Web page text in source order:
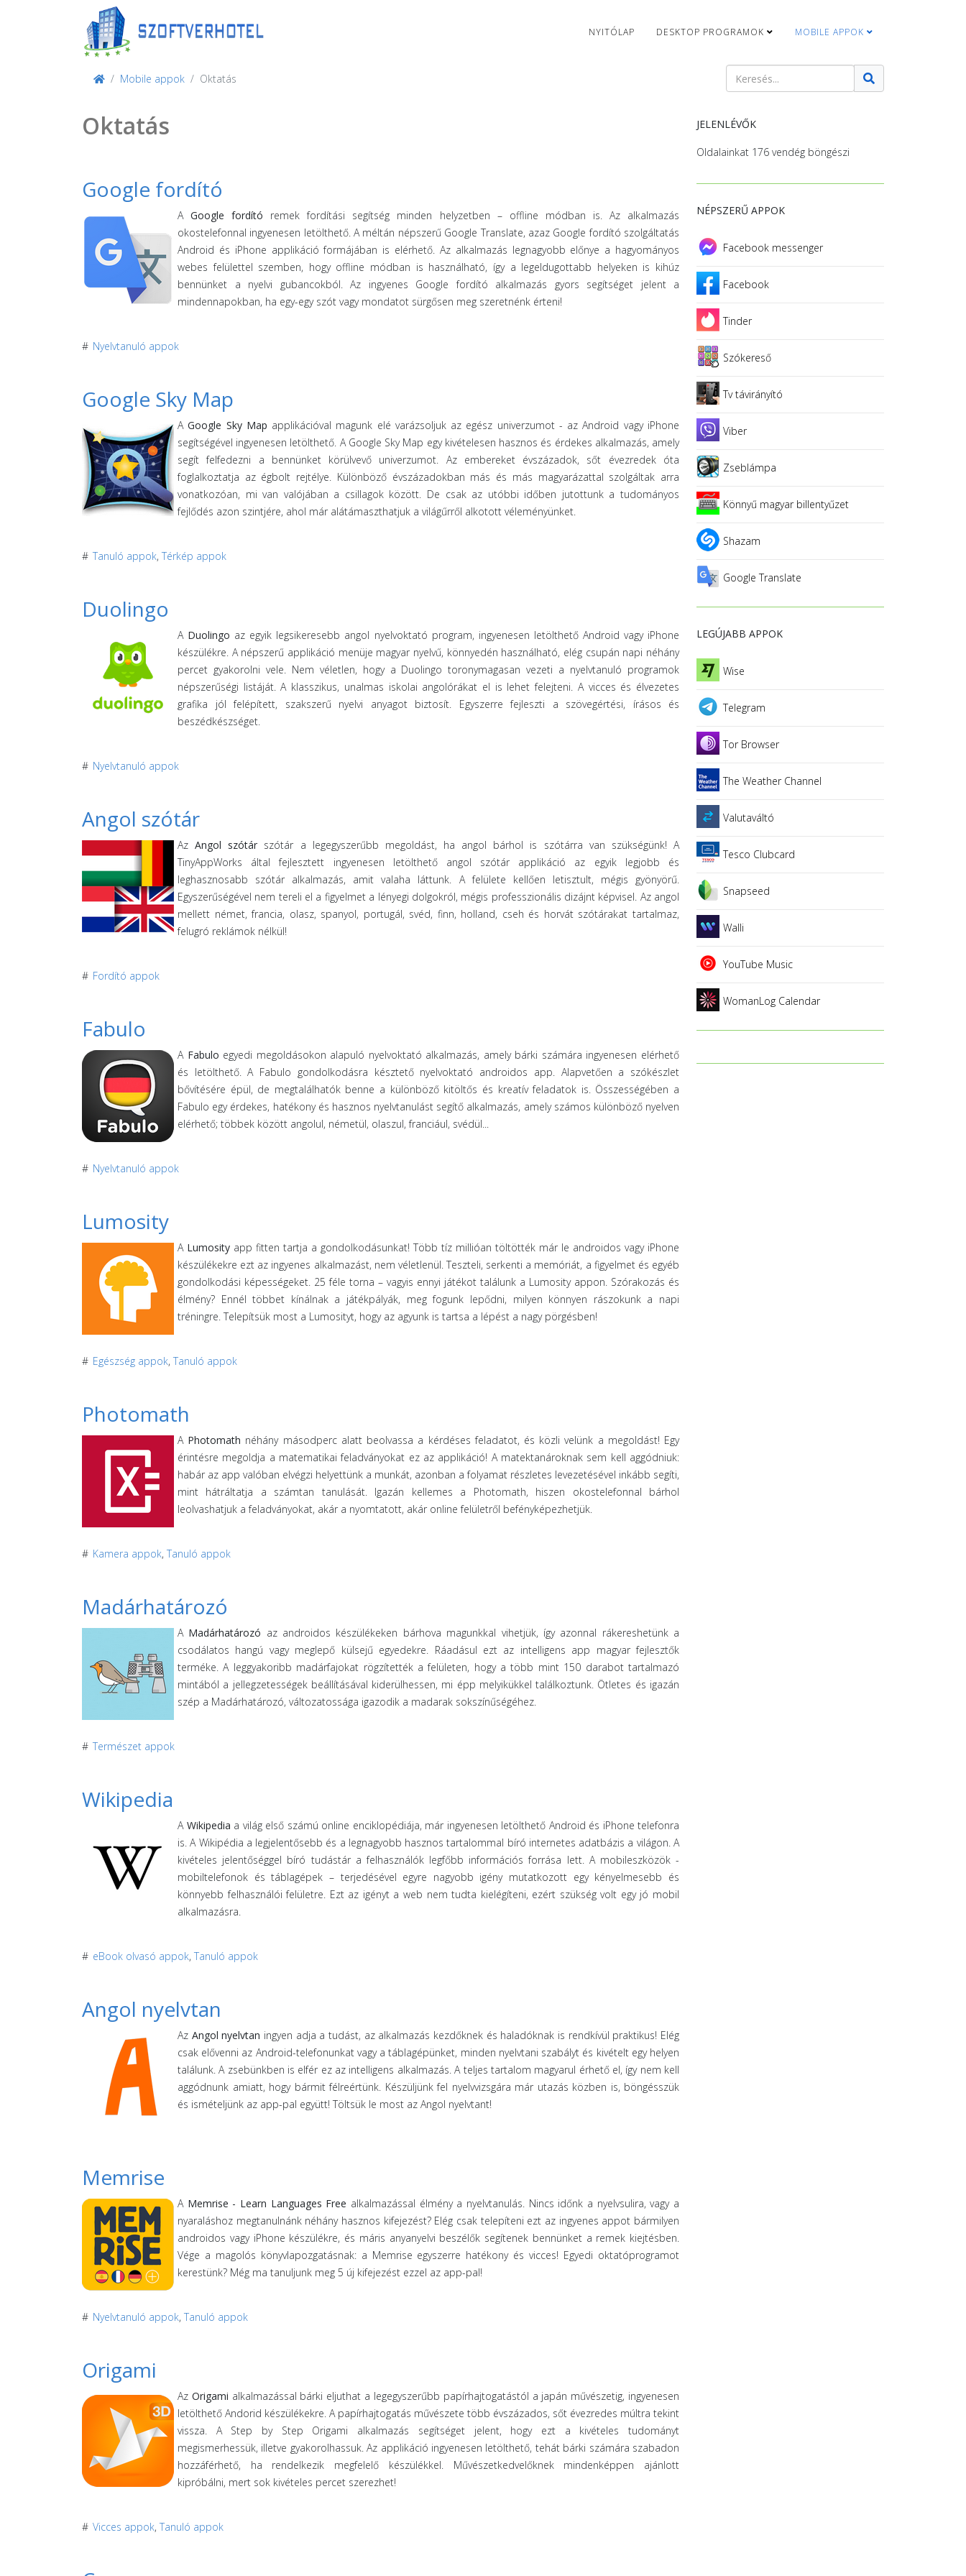
NYITÓLAP DESKTOP PROGRAMOK MOBILE APPOK
Mobile appok Oktatás
Keresés
Oktatás
Google fordító
AGoogle fordító remek fordítási segítség minden helyzetben – offline módban is. Az alkalmazás
okostelefonnal ingyenesen letölthető. A méltán népszerű Google Translate, azaz Google fordító szolgáltatás
Android és iPhone applikáció formájában is elérhető. Az alkalmazás legnagyobb előnye a hagyományos
webes felülettel szemben, hogy offline módban is használható, így a legeldugottabb helyeken is kihúz
bennünket a nyelvi gubancokból. Az ingyenes Google fordító alkalmazás gyors segítséget jelent a
mindennapokban, ha egy-egy szót vagy mondatot sürgősen meg szeretnénk érteni!
# Nyelvtanuló appok
Google Sky Map
AGoogle Sky Map applikációval magunk elé varázsoljuk az egész univerzumot - az Android vagy iPhone
segítségével ingyenesen letölthető. A Google Sky Map egy kivételesen hasznos és érdekes alkalmazás, amely
segít felfedezni a bennünket körülvevő univerzumot. Az embereket évszázadok, sőt évezredek óta
foglalkoztatja az égbolt rejtélye. Különböző évszázadokban más és más magyarázattal szolgáltak arra
vonatkozóan, mi van valójában a csillagok között. De csak az utóbbi időben jutottunk a tudományos
fejlődés azon szintjére, ahol már alátámaszthatjuk a világűrről alkotott véleményünket.
# Tanuló appok, Térkép appok
Duolingo
A Duolingo az egyik legsikeresebb angol nyelvoktató program, ingyenesen letölthető Android vagy iPhone
készülékre. A népszerű applikáció menüje magyar nyelvű, könnyedén használható, elég csupán napi néhány
percet gyakorolni vele. Nem véletlen, hogy a Duolingo toronymagasan vezeti a nyelvtanuló programok
népszerűségi listáját. A klasszikus, unalmas iskolai angolórákat el is lehet felejteni. A vicces és élvezetes
grafika jól felépített, szakszerű nyelvi anyagot biztosít. Egyszerre fejleszti a szövegértési, írásos és
beszédkészséget.
# Nyelvtanuló appok
Angol szótár
AzAngol szótár szótár a legegyszerűbb megoldást, ha angol bárhol is szótárra van szükségünk! A
TinyAppWorks által fejlesztett ingyenesen letölthető angol szótár applikáció az egyik legjobb és
leghasznosabb szótár alkalmazás, amit valaha láttunk. A felülete kellően letisztult, mégis gyönyörű.
Egyszerűségével nem tereli el a figyelmet a lényegi dolgokról, mégis professzionális dizájnt képvisel. Az angol
mellett német, francia, olasz, spanyol, portugál, svéd, finn, holland, cseh és horvát szótárakat tartalmaz,
felugró reklámok nélkül!
# Fordító appok
Fabulo
A Fabulo egyedi megoldásokon alapuló nyelvoktató alkalmazás, amely bárki számára ingyenesen elérhető
és letölthető. A Fabulo gondolkodásra késztető nyelvoktató androidos app. Alapvetően a szókészlet
bővítésére épül, de megtalálhatók benne a különböző kitöltős és kreatív feladatok is. Összességében a
Fabulo egy érdekes, hatékony és hasznos nyelvtanulást segítő alkalmazás, amely számos különböző nyelven
elérhető; többek között angolul, németül, olaszul, franciául, svédül...
# Nyelvtanuló appok
Lumosity
A Lumosity app fitten tartja a gondolkodásunkat! Több tíz millióan töltötték már le androidos vagy iPhone
készülékekre ezt az ingyenes alkalmazást, nem véletlenül. Teszteli, serkenti a memóriát, a figyelmet és egyéb
gondolkodási képességeket. 25 féle torna – vagyis ennyi játékot találunk a Lumosity appon. Szórakozás és
élmény? Ennél többet kínálnak a játékpályák, meg fogunk lepődni, milyen könnyen rászokunk a napi
tréningre. Telepítsük most a Lumosityt, hogy az agyunk is tartsa a lépést a nagy pörgésben!
# Egészség appok, Tanuló appok
Photomath
A Photomath néhány másodperc alatt beolvassa a kérdéses feladatot, és közli velünk a megoldást! Egy
érintésre megoldja a matematikai feladványokat ez az applikáció! A matektanároknak sem kell aggódniuk:
habár az app valóban elvégzi helyettünk a munkát, azonban a folyamat részletes levezetésével inkább segíti,
mint hátráltatja a számtan tanulását. Igazán kellemes a Photomath, hiszen okostelefonnal bárhol
leolvashatjuk a feladványokat, akár a nyomtatott, akár online felületről befényképezhetjük.
# Kamera appok, Tanuló appok
Madárhatározó
A Madárhatározó az androidos készülékeken bárhova magunkkal vihetjük, így azonnal rákereshetünk a
csodálatos hangú vagy meglepő külsejű egyedekre. Ráadásul ezt az intelligens app magyar fejlesztők
terméke. A leggyakoribb madárfajokat rögzítették a felületen, hogy a több mint 150 darabot tartalmazó
mintából a jellegzetességek beállításával kiderülhessen, mi épp melyikükkel találkoztunk. Ötletes és igazán
szép a Madárhatározó, változatossága igazodik a madarak sokszínűségéhez.
# Természet appok
Wikipedia
A Wikipedia a világ első számú online enciklopédiája, már ingyenesen letölthető Android és iPhone telefonra
is. A Wikipédia a legjelentősebb és a legnagyobb hasznos tartalommal bíró internetes adatbázis a világon. A
kivételes jelentőséggel bíró tudástár a felhasználók legfőbb információs forrása lett. A mobileszközök -
mobiltelefonok és táblagépek – terjedésével egyre nagyobb igény mutatkozott egy kényelmesebb és
könnyebb felhasználói felületre. Ezt az igényt a web nem tudta kielégíteni, ezért szükség volt egy jó mobil
alkalmazásra.
# eBook olvasó appok, Tanuló appok
Angol nyelvtan
Az Angol nyelvtan ingyen adja a tudást, az alkalmazás kezdőknek és haladóknak is rendkívül praktikus! Elég
csak elővenni az Android-telefonunkat vagy a táblagépünket, minden nyelvtani szabályt és kivételt egy helyen
találunk. A zsebünkben is elfér ez az intelligens alkalmazás. A teljes tartalom magyarul érhető el, így nem kell
aggódnunk amiatt, hogy bármit félreértünk. Készüljünk fel nyelvvizsgára már utazás közben is, böngésszük
és ismételjünk az app-pal együtt! Töltsük le most az Angol nyelvtant!
Memrise
A Memrise - Learn Languages Free alkalmazással élmény a nyelvtanulás. Nincs időnk a nyelvsulira, vagy a
nyaraláshoz megtanulnánk néhány hasznos kifejezést? Elég csak telepíteni ezt az ingyenes appot bármilyen
androidos vagy iPhone készülékre, és máris anyanyelvi beszélők segítenek bennünket a remek kiejtésben.
Vége a magolós könyvlapozgatásnak: a Memrise egyszerre hatékony és vicces! Egyedi oktatóprogramot
kerestünk? Még ma tanuljunk meg 5 új kifejezést ezzel az app-pal!
# Nyelvtanuló appok, Tanuló appok
Origami
Az Origami alkalmazással bárki eljuthat a legegyszerűbb papírhajtogatástól a japán művészetig, ingyenesen
letölthető Andorid készülékekre. A papírhajtogatás művészete több évszázados, sőt évezredes múltra tekint
vissza. A Step by Step Origami alkalmazás segítséget jelent, hogy ezt a kivételes tudományt
megismerhessük, illetve gyakorolhassuk. Az applikáció ingyenesen letölthető, tehát bárki számára szabadon
hozzáférhető, ha rendelkezik megfelelő készülékkel. Művészetkedvelőknek mindenképpen ajánlott
kipróbálni, mert sok kivételes percet szerezhet!
# Vicces appok, Tanuló appok
JELENLÉVŐK
Oldalainkat 176 vendég böngészi
NÉPSZERŰ APPOK
Facebook messenger
Facebook
Tinder
Szókereső
Tv távirányító
Viber
Zseblámpa
Könnyű magyar billentyűzet
Shazam
Google Translate
LEGÚJABB APPOK
Wise
Telegram
Tor Browser
The Weather Channel
Valutaváltó
Tesco Clubcard
Snapseed
Walli
YouTube Music
WomanLog Calendar